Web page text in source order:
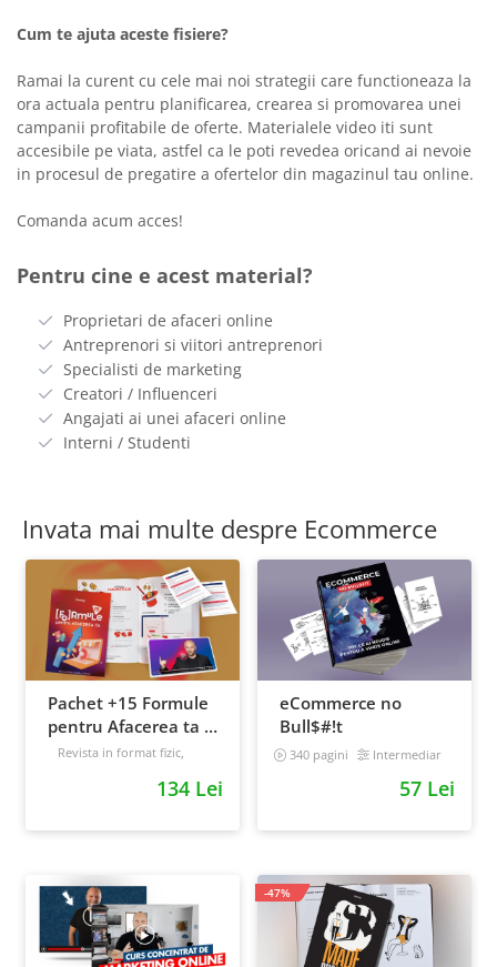
Cum te ajuta aceste fisiere?
Ramai la curent cu cele mai noi strategii care functioneaza la
ora actuala pentru planificarea, crearea si promovarea unei
campanii profitabile de oferte. Materialele video iti sunt
accesibile pe viata, astfel ca le poti revedea oricand ai nevoie
in procesul de pregatire a ofertelor din magazinul tau online.
Comanda acum acces!
Pentru cine e acest material?
Proprietari de afaceri online
Antreprenori si viitori antreprenori
Specialisti de marketing
Creatori / Influenceri
Angajati ai unei afaceri online
Interni / Studenti
Invata mai multe despre Ecommerce
Pachet +15 Formule
pentru Afacerea ta +
Prompt-uri dedicate
Revista in format fizic,
134 Lei
eCommerce no
Bull$#!t
340 pagini Intermediar
57 Lei
-47%